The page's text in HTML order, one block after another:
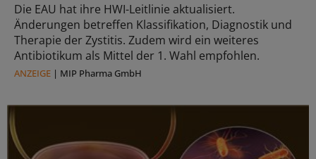
Die EAU hat ihre HWI-Leitlinie aktualisiert.
Änderungen betreffen Klassifikation, Diagnostik und
Therapie der Zystitis. Zudem wird ein weiteres
Antibiotikum als Mittel der 1. Wahl empfohlen.
ANZEIGE | MIP Pharma GmbH